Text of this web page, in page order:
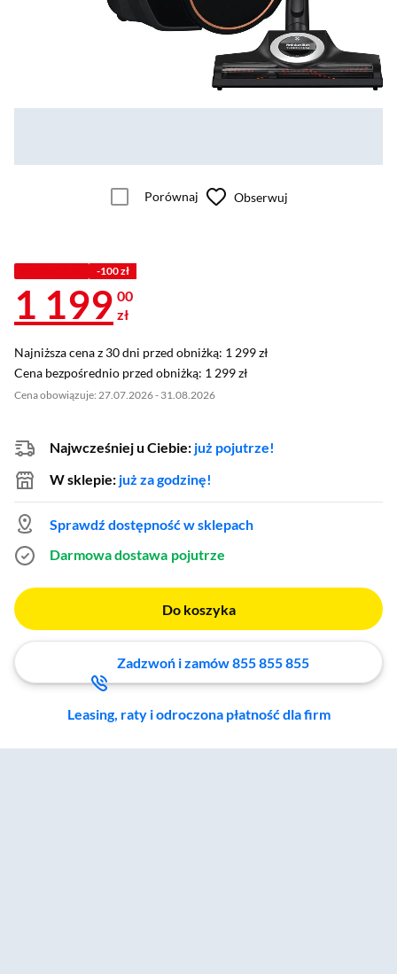
Porównaj Obserwuj
-100 zł
1 199 00
zł
Najniższa cena z 30 dni przed obniżką: 1 299 zł
Najniższa cena z 30 dni przed obniżką: 1 299 zł
Cena bezpośrednio przed obniżką: 1 299 zł
Cena bezpośrednio przed obniżką: 1 299 zł
Cena obowiązuje: 27.07.2026 - 31.08.2026
Najwcześniej u Ciebie: już pojutrze!
W sklepie: już za godzinę!
Sprawdź dostępność w sklepach
Darmowa dostawa pojutrze
Do koszyka
Zadzwoń i zamów 855 855 855
Leasing, raty i odroczona płatność dla firm